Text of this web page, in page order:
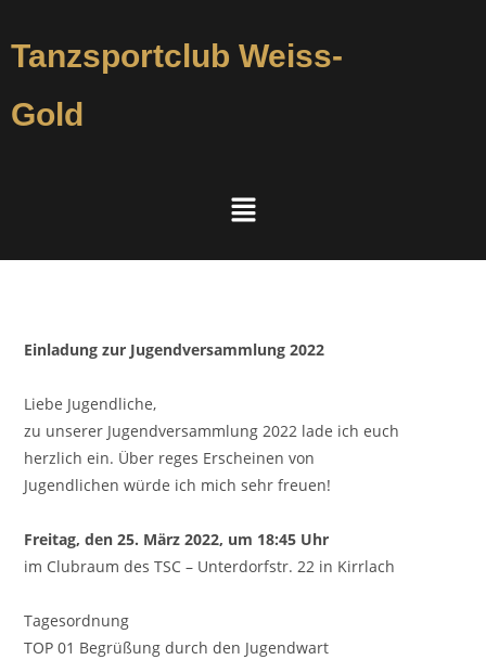
Tanzsportclub Weiss-
Gold
Einladung zur Jugendversammlung 2022
Liebe Jugendliche,
zu unserer Jugendversammlung 2022 lade ich euch
herzlich ein. Über reges Erscheinen von
Jugendlichen würde ich mich sehr freuen!
Freitag, den 25. März 2022, um 18:45 Uhr
im Clubraum des TSC– Unterdorfstr. 22 in Kirrlach
Tagesordnung
TOP 01 Begrüßungdurch den Jugendwart